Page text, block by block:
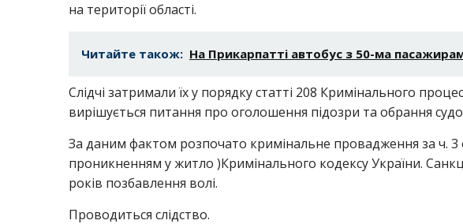
на території області.
Читайте також: На Прикарпатті автобус з 50-ма
Слідчі затримали їх у порядку статті 208 Кримінального
вирішується питання про оголошення підозри та обрання
За даним фактом розпочато кримінальне провадження за ч. 3
проникненням у житло )Кримінального кодексу України.
років позбавлення волі.
Проводиться слідство.